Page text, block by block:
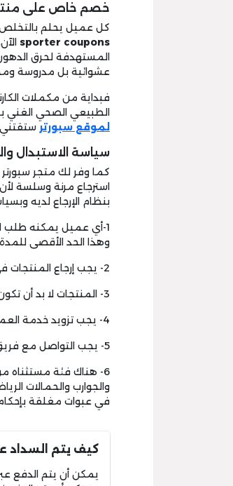
خصم خاص على
كل عميل يحلم بالتخلص
sporter coupons
المستهدفة لحرق
عشوائية بل مدروسة
فبداية من مكملات
الطبيعي الصحي الغني
لموقع سبورتر
سياسة الاستبدال
كما وفر لك متجر
استرجاع مرنة وسلسة
بنظام الإرجاع لديه
وهذا الحد الأقصى
2- يجب إرجاع المنتجات في عبوتها الأصلية ولا يتم النظر إلى الطلبات الموجودة في أغلفة خارجية.
3- المنتجات لا بد أن تكون بحالتها الأصلية ولم يتم استخدامها أو العبث بالملصقات المرفقة بها.
4- يجب تزويد خدمة العملاء برقم الطلب أو فاتورة الشراء عند تقديم عملية الإرجاع.
5- يجب التواصل مع فريق الدعم في غضون 48 ساعة إذا تم تلقي منتج تالفًا أو به عيبًا.
6- هناك فئة مستثناه
والجوارب والحمالات
في عبوات مغلقة
كيف يتم السداد
يمكن أن يتم الدفع